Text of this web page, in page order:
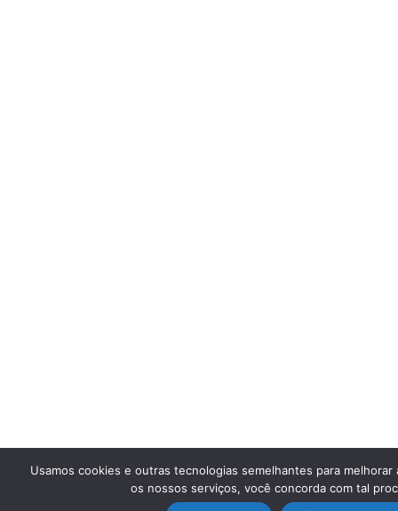
Usamos cookies e outras tecnologias semelhantes para
os nossos serviços, você concorda com tal